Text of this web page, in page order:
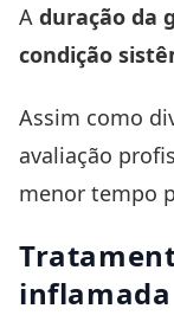
A duração da
condição
Assim como
avaliação
menor tempo
inflamada